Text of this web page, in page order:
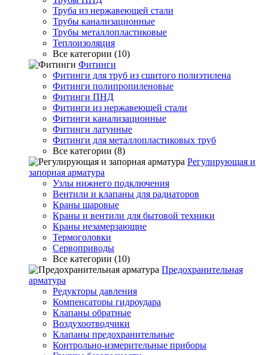
Труба из нержавеющей стали
Трубы канализационные
Трубы металлопластиковые
Теплоизоляция
Все категории (10)
Фитинги
Фитинги для труб из сшитого полиэтилена
Фитинги полипропиленовые
Фитинги ПНД
Фитинги из нержавеющей стали
Фитинги канализационные
Фитинги латунные
Фитинги для металлопластиковых труб
Все категории (8)
Регулирующая и
запорная арматура
Узлы нижнего подключения
Вентили и клапаны для радиаторов
Краны шаровые
Краны и вентили для бытовой техники
Краны незамерзающие
Термоголовки
Сервоприводы
Все категории (10)
Предохранительная
арматура
Редукторы давления
Компенсаторы гидроудара
Клапаны обратные
Воздухоотводчики
Клапаны предохранительные
Контрольно-измерительные приборы